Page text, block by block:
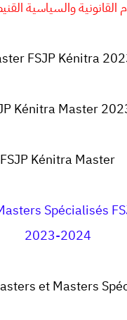
والسياسية القنيطرة
FSJP Kénitra
Kénitra Master
FSJP Kénitra Master
Spécialisés
2023-2024
et Masters